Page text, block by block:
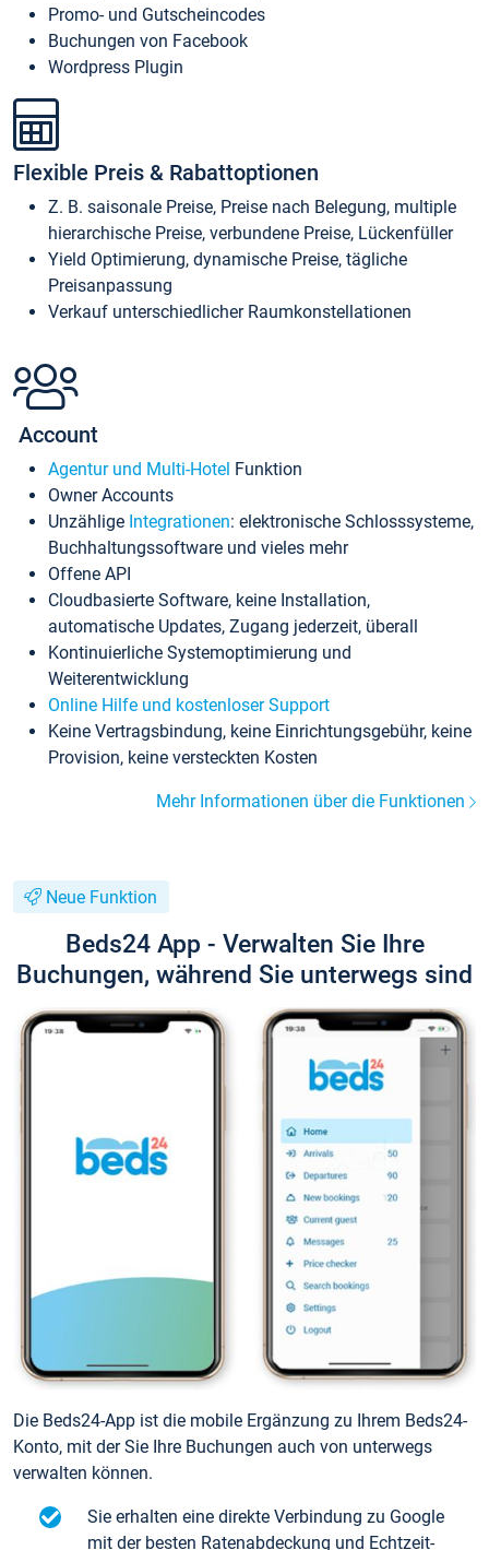
Promo- und Gutscheincodes
Buchungen von Facebook
Wordpress Plugin
Flexible Preis & Rabattoptionen
Z. B. saisonale Preise, Preise nach Belegung, multiple
hierarchische Preise, verbundene Preise, Lückenfüller
Yield Optimierung, dynamische Preise, tägliche
Preisanpassung
Verkauf unterschiedlicher Raumkonstellationen
Account
Agentur und Multi-Hotel Funktion
Owner Accounts
Unzählige Integrationen: elektronische Schlosssysteme,
Buchhaltungssoftware und vieles mehr
Offene API
Cloudbasierte Software, keine Installation,
automatische Updates, Zugang jederzeit, überall
Kontinuierliche Systemoptimierung und
Weiterentwicklung
Online Hilfe und kostenloser Support
Keine Vertragsbindung, keine Einrichtungsgebühr, keine
Provision, keine versteckten Kosten
Mehr Informationen über die Funktionen
Neue Funktion
Beds24 App - Verwalten Sie Ihre
Buchungen, während Sie unterwegs sind
Die Beds24-App ist die mobile Ergänzung zu Ihrem Beds24-
Konto, mit der Sie Ihre Buchungen auch von unterwegs
verwalten können.
Sie erhalten eine direkte Verbindung zu Google
mit der besten Ratenabdeckung und Echtzeit-